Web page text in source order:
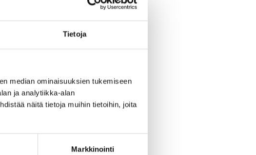
Tietoja
median ominaisuuksien tukemiseen
ja analytiikka-alan
näitä tietoja muihin tietoihin, joita
Markkinointi